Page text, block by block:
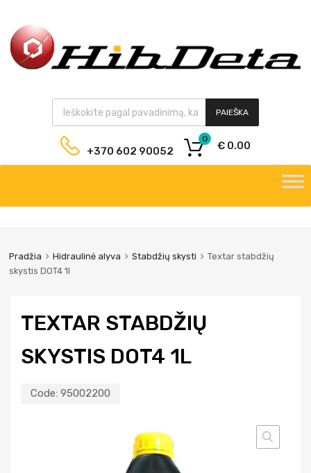
PAIEŠKA
+370 602 90052 € 0.00
0
Pradžia Hidraulinė alyva Stabdžių skysti
Textar stabdžių
skystis DOT4 1l
TEXTAR STABDŽIŲ
SKYSTIS DOT4 1L
Code: 95002200